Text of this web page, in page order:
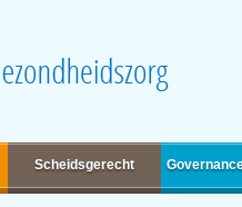
Scheidsgerecht